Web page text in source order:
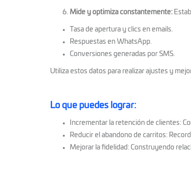
Mide y optimiza constantemente:
Tasa de apertura y clics en emails.
Respuestas en WhatsApp.
Conversiones generadas por SMS.
Utiliza estos datos para realizar ajustes y
Lo que puedes lograr:
Incrementar la retención de clientes:
Reducir el abandono de carritos:
Mejorar la fidelidad: Construyendo